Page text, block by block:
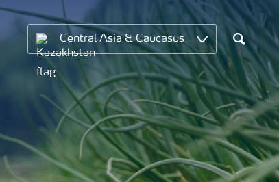
Central Asia & Caucasus
Search